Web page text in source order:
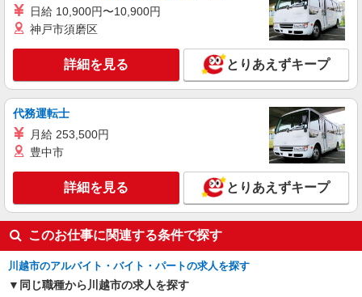
キープ 詳細を見る
パート
株式会社HITOWA フードサービスカンパニー
福祉施設での調理補助【アルバイト・パート】
変動します。 ※AP評価制度：あり 年1回の評価
により時給を見直します。 ※アルバイト賞与（寸
志）：あり 年2回。勤続年数により金額UP。
イリーゼ川越・別邸 （埼玉県川越市大字今福
キープ 詳細を見る
正社員
株式会社HITOWA フードサービスカンパニー
福祉施設での調理師（チーフ候補）【正社員】
月給25万円〜28万円 ※給与は経験や前職給与
日給 10,900円〜10,900円
神戸市須磨区
詳細を見る とりあえずキープ
代務運転士
月給 253,500円
豊中市
詳細を見る とりあえずキープ
このお仕事に関連する条件で探す
川越市のアルバイト・バイト・パートの求人を探す
同じ職種から川越市の求人を探す